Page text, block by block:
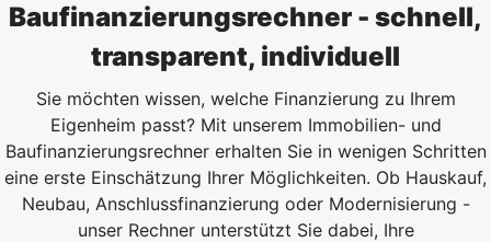
Baufinanzierungsrechner - schnell,
transparent, individuell
Sie möchten wissen, welche Finanzierung zu Ihrem
Eigenheim passt? Mit unserem Immobilien- und
Baufinanzierungsrechner erhalten Sie in wenigen Schritten
eine erste Einschätzung Ihrer Möglichkeiten. Ob Hauskauf,
Neubau, Anschlussfinanzierung oder Modernisierung -
unser Rechner unterstützt Sie dabei, Ihre